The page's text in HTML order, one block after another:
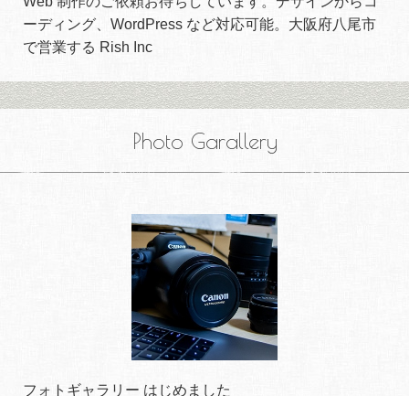
ーディング、WordPress など対応可能。大阪府八尾市
で営業する Rish Inc
Photo Garallery
フォトギャラリー はじめました